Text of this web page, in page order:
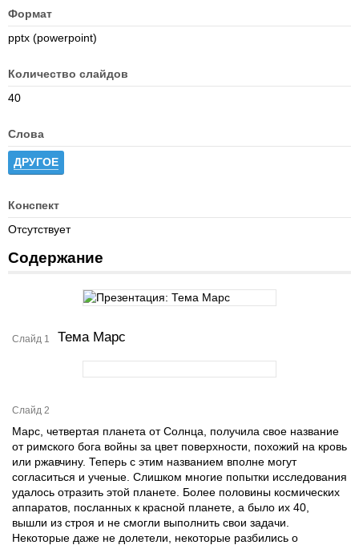
Формат
pptx (powerpoint)
Количество слайдов
40
Слова
ДРУГОЕ
Конспект
Отсутствует
Содержание
Слайд 1 Тема Марс
Слайд 2
Марс, четвертая планета от Солнца, получила свое название
от римского бога войны за цвет поверхности, похожий на кровь
или ржавчину. Теперь с этим названием вполне могут
согласиться и ученые. Слишком многие попытки исследования
удалось отразить этой планете. Более половины космических
аппаратов, посланных к красной планете, а было их 40,
вышли из строя и не смогли выполнить свои задачи.
Некоторые даже не долетели, некоторые разбились о